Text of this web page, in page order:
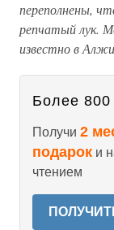
переполнены,
репчатый лук.
известно в
Более 800
Получи 2
подарок и
чтением